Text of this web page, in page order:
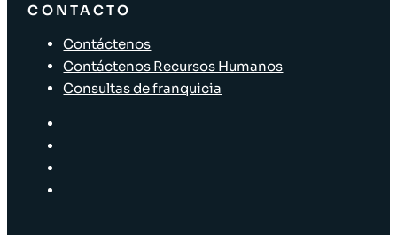
CONTACTO
Contáctenos
Contáctenos Recursos Humanos
Consultas de franquicia